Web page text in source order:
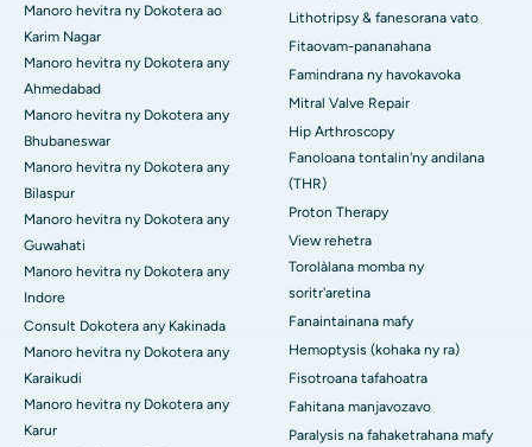
Manoro hevitra ny Dokotera ao
Karim Nagar
Manoro hevitra ny Dokotera any
Ahmedabad
Manoro hevitra ny Dokotera any
Bhubaneswar
Manoro hevitra ny Dokotera any
Bilaspur
Manoro hevitra ny Dokotera any
Guwahati
Manoro hevitra ny Dokotera any
Indore
Consult Dokotera any Kakinada
Manoro hevitra ny Dokotera any
Karaikudi
Manoro hevitra ny Dokotera any
Karur
Lithotripsy & fanesorana vato
Fitaovam-pananahana
Famindrana ny havokavoka
Mitral Valve Repair
Hip Arthroscopy
Fanoloana tontalin'ny andilana
(THR)
Proton Therapy
View rehetra
Torolàlana momba ny
soritr'aretina
Fanaintainana mafy
Hemoptysis (kohaka ny ra)
Fisotroana tafahoatra
Fahitana manjavozavo
Paralysis na fahaketrahana mafy